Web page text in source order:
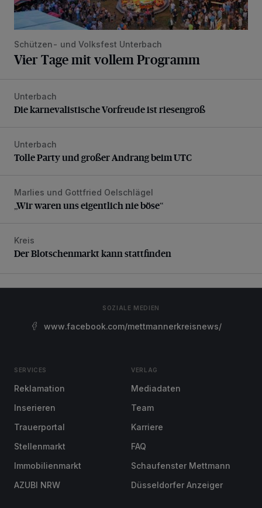
Schützen- und Volksfest Unterbach
Vier Tage mit vollem Programm
Die karnevalistische Vorfreude ist riesengroß
Unterbach
Die karnevalistische Vorfreude ist riesengroß
Tolle Party und großer Andrang beim UTC
Unterbach
Tolle Party und großer Andrang beim UTC
„Wir waren uns eigentlich nie böse“
Marlies und Gottfried Oelschlägel
„Wir waren uns eigentlich nie böse“
Der Blotschenmarkt kann stattfinden
Kreis
Der Blotschenmarkt kann stattfinden
SOZIALE MEDIEN
www.facebook.com/mettmannerkreisnews/
SERVICES
Reklamation
Inserieren
Trauerportal
Stellenmarkt
Immobilienmarkt
AZUBI NRW
VERLAG
Mediadaten
Team
Karriere
FAQ
Schaufenster Mettmann
Düsseldorfer Anzeiger